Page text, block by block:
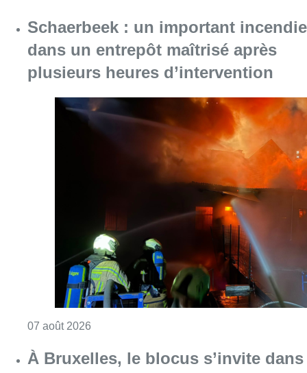
Consulter l'article "Schaerbeek : un
À Bruxelles, le blocus s’invite dans
des lieux insolites : “C’est
exceptionnel, il faut se l’avouer”